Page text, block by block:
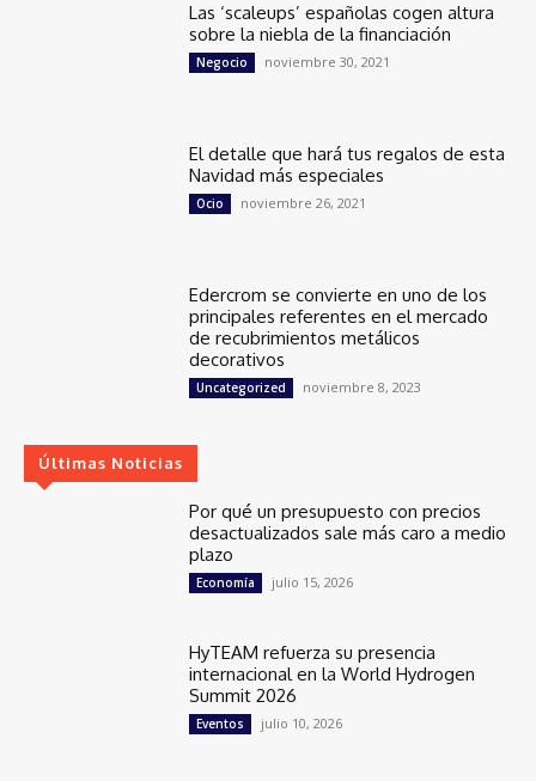
Las ‘scaleups’ españolas cogen altura
sobre la niebla de la financiación
Negocio noviembre 30, 2021
El detalle que hará tus regalos de esta
Navidad más especiales
Ocio noviembre 26, 2021
Edercrom se convierte en uno de los
principales referentes en el mercado
de recubrimientos metálicos
decorativos
Uncategorized noviembre 8, 2023
Últimas Noticias
Por qué un presupuesto con precios
desactualizados sale más caro a medio
plazo
Economía julio 15, 2026
HyTEAM refuerza su presencia
internacional en la World Hydrogen
Summit 2026
Eventos julio 10, 2026